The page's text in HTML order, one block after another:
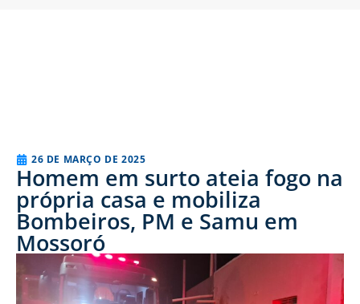
26 DE MARÇO DE 2025
Homem em surto ateia fogo na
própria casa e mobiliza
Bombeiros, PM e Samu em
Mossoró